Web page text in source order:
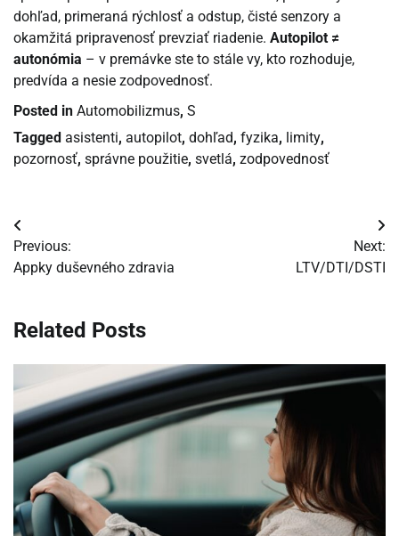
dohľad, primeraná rýchlosť a odstup, čisté senzory a
okamžitá pripravenosť prevziať riadenie. Autopilot ≠
autonómia – v premávke ste to stále vy, kto rozhoduje,
predvída a nesie zodpovednosť.
Posted in Automobilizmus, S
Tagged asistenti, autopilot, dohľad, fyzika, limity,
pozornosť, správne použitie, svetlá, zodpovednosť
Navigácia
v
Previous:
Appky duševného zdravia
Next:
LTV/DTI/DSTI
Related Posts